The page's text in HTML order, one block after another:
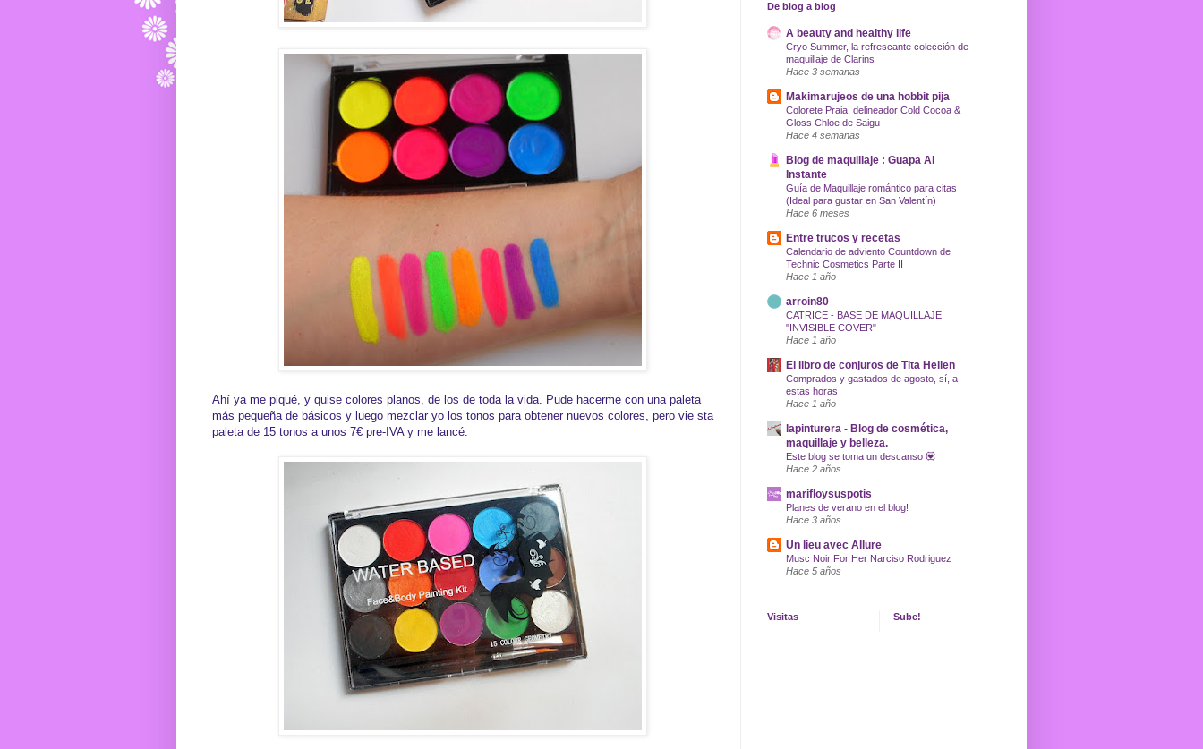
Ahí ya me piqué, y quise colores planos, de los de toda la vida. Pude hacerme con una paleta
más pequeña de básicos y luego mezclar yo los tonos para obtener nuevos colores, pero vie sta
paleta de 15 tonos a unos 7€ pre-IVA y me lancé.
De blog a blog
A beauty and healthy life
Cryo Summer, la refrescante colección de
maquillaje de Clarins
Hace 3 semanas
Makimarujeos de una hobbit pija
Colorete Praia, delineador Cold Cocoa &
Gloss Chloe de Saigu
Hace 4 semanas
Blog de maquillaje : Guapa Al
Instante
Guía de Maquillaje romántico para citas
(Ideal para gustar en San Valentín)
Hace 6 meses
Entre trucos y recetas
Calendario de adviento Countdown de
Technic Cosmetics Parte II
Hace 1 año
arroin80
CATRICE - BASE DE MAQUILLAJE
"INVISIBLE COVER"
Hace 1 año
El libro de conjuros de Tita Hellen
Comprados y gastados de agosto, sí, a
estas horas
Hace 1 año
lapinturera - Blog de cosmética,
maquillaje y belleza.
Este blog se toma un descanso 💟
Hace 2 años
marifloysuspotis
Planes de verano en el blog!
Hace 3 años
Un lieu avec Allure
Musc Noir For Her Narciso Rodriguez
Hace 5 años
Visitas Sube!